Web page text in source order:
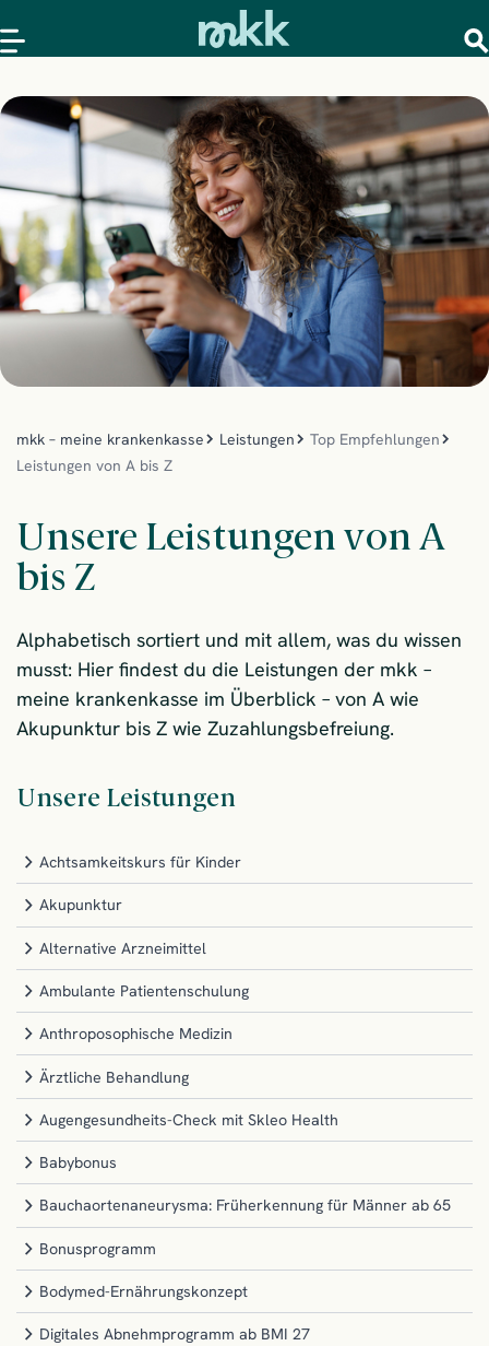
mkk – meine krankenkasse Leistungen
Top Empfehlungen
Leistungen von A bis Z
Unsere Leistungen von A
bis Z
Alphabetisch sortiert und mit allem, was du wissen
musst: Hier findest du die Leistungen der mkk –
meine krankenkasse im Überblick – von A wie
Akupunktur bis Z wie Zuzahlungsbefreiung.
Unsere Leistungen
Achtsamkeitskurs für Kinder
Akupunktur
Alternative Arzneimittel
Ambulante Patientenschulung
Anthroposophische Medizin
Ärztliche Behandlung
Augengesundheits-Check mit Skleo Health
Babybonus
Bauchaortenaneurysma: Früherkennung für Männer ab 65
Bonusprogramm
Bodymed-Ernährungskonzept
Digitales Abnehmprogramm ab BMI 27